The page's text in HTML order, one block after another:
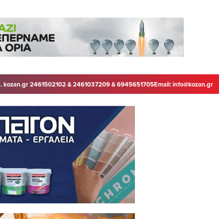
kozan.gr 2461502102 & 2461037209 & 6945651705Email:info@kozan.gr